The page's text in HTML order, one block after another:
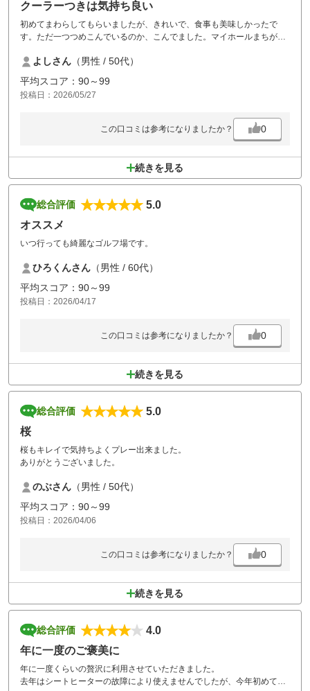
クーラーつきは気持ち良い
初めてまわらしてもらいましたが、きれいで、食事も美味しかったで
す。ただ一つつめこんでいるのか、こんでました。マイホールまちがあ
でそれがなければ最高でした。
よしさん （男性 / 50代）
平均スコア：90～99
投稿日：2026/05/27
この口コミは参考になりましたか？ 0
続きを見る
総合評価
5.0
オススメ
いつ行っても綺麗なゴルフ場です。
ひろくんさん （男性 / 60代）
平均スコア：90～99
投稿日：2026/04/17
この口コミは参考になりましたか？ 0
続きを見る
総合評価
5.0
桜
桜もキレイで気持ちよくプレー出来ました。
ありがとうございました。
のぶさん （男性 / 50代）
平均スコア：90～99
投稿日：2026/04/06
この口コミは参考になりましたか？ 0
続きを見る
総合評価
4.0
年に一度のご褒美に
年に一度くらいの贅沢に利用させていただきました。
去年はシートヒーターの故障により使えませんでしたが、今年初めて使